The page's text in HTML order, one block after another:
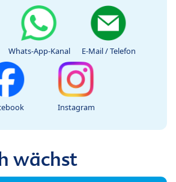
Whats-App-Kanal E-Mail / Telefon
Instagram
wächst